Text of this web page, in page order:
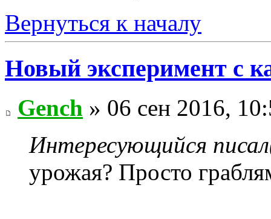
Вернуться к началу
Новый эксперимент с
Gench » 06 сен 2016,
Интересующийся
урожая? Просто